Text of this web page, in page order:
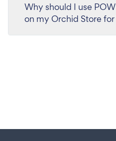
Why should I use
on my Orchid Store